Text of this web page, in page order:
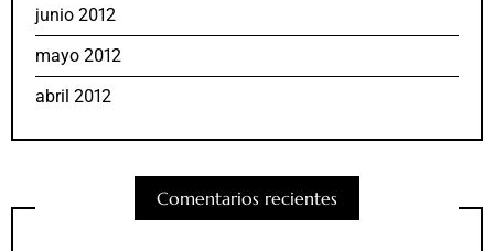
junio 2012
mayo 2012
abril 2012
Comentarios recientes